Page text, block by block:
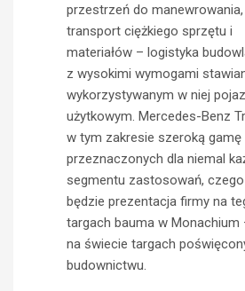
przestrzeń do manewrowania,
transport ciężkiego sprzętu i
materiałów – logistyka
z wysokimi wymogami
wykorzystywanym w niej
użytkowym. Mercedes-Benz
w tym zakresie szeroką
przeznaczonych dla niemal
segmentu zastosowań,
będzie prezentacja firmy na
targach bauma w Monachium
na świecie targach
budownictwu.